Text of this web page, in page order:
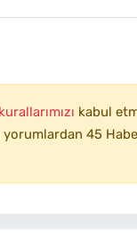
kabul
45